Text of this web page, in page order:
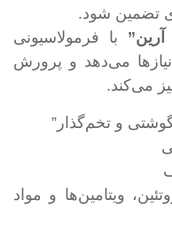
تضمین شود.
با فرمولاسیونی
می‌دهد و پرورش
می‌کند.
و تخم‌گذار”
ویتامین‌ها و مواد